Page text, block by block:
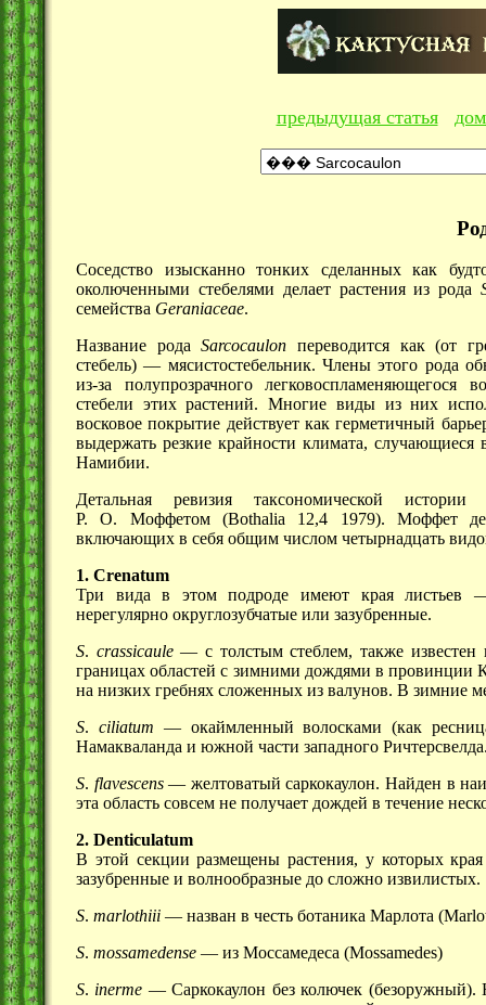
предыдущая статья
Соседство изысканно тонких сделанных как
околюченными стебелями делает растения из рода
семейства Geraniaceae.
Название родаSarcocaulon переводится как (от
стебель) — мясистостебельник. Члены этого рода
из-за полупрозрачного легковоспламеняющегося
стебели этих растений. Многие виды из них
восковое покрытие действует как герметичный
выдержать резкие крайности климата,
Намибии.
Детальная ревизия таксономической
Р. О. Моффетом(Bothalia 12,4 1979). Моффет
включающих в себя общим числом четырнадцать
1. Crenatum
Три вида в этом подроде имеют краялистьев
нерегулярно округлозубчатые или зазубренные.
S. сrassicaule— с толстым стеблем, также известен
границах областей с зимними дождями в
на низких гребнях сложенных из валунов. В зимние
S. сiliatum — окаймленный волосками (как
Намакваланда и южной части западного
S. flavescens— желтоватый саркокаулон. Найден в
эта область совсем не получает дождей в течение
2. Denticulatum
В этой секции размещены растения, у которых
зазубренные и волнообразные до сложно извилистых.
S. marlothiii — назван в честь ботаника Марлота
S. mossamedense — из Моссамедеса (Mossamedes)
S. inerme — Саркокаулон без колючек